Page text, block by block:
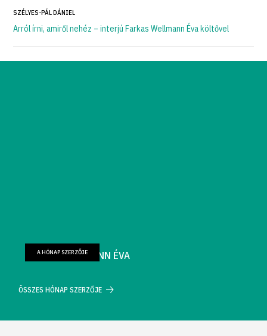
SZÉLYES-PÁL DÁNIEL
Arról írni, amiről nehéz – interjú Farkas Wellmann Éva költővel
FARKAS WELLMANN ÉVA
A HÓNAP SZERZŐJE
ÖSSZES HÓNAP SZERZŐJE